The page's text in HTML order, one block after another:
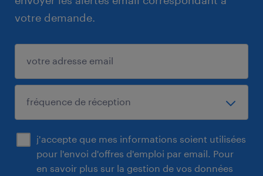
votre demande.
j'accepte que mes informations soient utilisées
pour l'envoi d'offres d'emploi par email. Pour
en savoir plus sur la gestion de vos données